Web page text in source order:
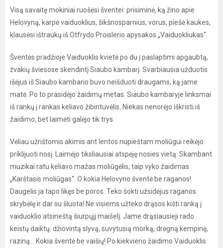
Visą savaitę mokiniai ruošėsi šventei: prisiminė, ką žino apie
Helovyną, karpė vaiduoklius, šikšnosparnius, vorus, piešė kaukes,
klausėsi ištraukų iš Otfrydo Proislerio apysakos „Vaiduokliukas“.
Šventės pradžioje Vaiduoklis kvietė po du į paslaptimi apgaubtą,
žvakių šviesose skendintį Siaubo kambarį. Svarbiausia užduotis
išėjus iš Siaubo kambario buvo neišduoti draugams, ką jame
matė. Po to prasidėjo žaidimų metas. Siaubo kambaryje linksmai
iš rankų į rankas keliavo žibintuvėlis. Niekas nenorėjo iškristi iš
žaidimo, bet laimėti galėjo tik trys.
Vėliau užrištomis akimis ant lentos nupieštam moliūgui reikėjo
priklijuoti nosį. Laimėjo tiksliausiai atspėję nosies vietą. Skambant
muzikai ratu keliavo mažas moliūgėlis, taip vyko žaidimas
„Karštasis moliūgas“. O kokia Helovyno šventė be raganos!
Daugelis ja tapo likęs be poros. Teko šokti užsidėjus raganos
skrybėlę ir dar su šluota! Ne visiems užteko drąsos kišti ranką į
vaiduoklio atsineštą šiurpųjį maišelį. Jame drąsiausieji rado
keistų daiktų: džiovintą slyvą, suvytusią morką, drėgną kempinę,
raziną... Kokia šventė be vaišių! Po kiekvieno žaidimo Vaiduoklis